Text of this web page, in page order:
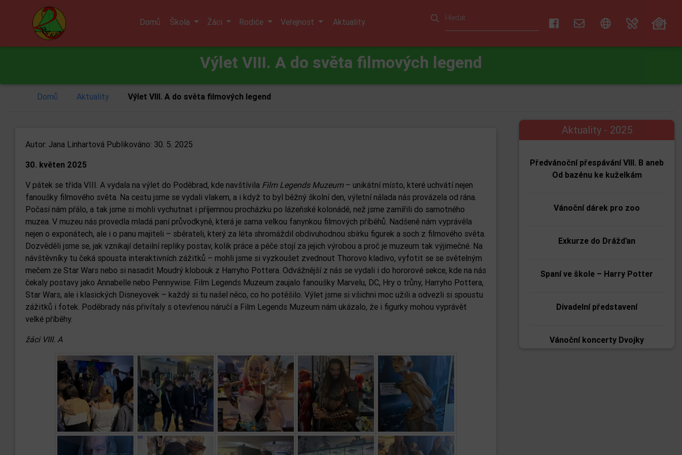
Domů Škola Žáci Rodiče Veřejnost Aktuality
Výlet VIII. A do světa filmových legend
Domů Aktuality Výlet VIII. A do světa filmových legend
Autor: Jana Linhartová Publikováno: 30. 5. 2025
30. květen 2025
V pátek se třída VIII. A vydala na výlet do Poděbrad, kde navštívila Film Legends Muzeum– unikátní místo, které uchvátí nejen
fanoušky filmového světa. Na cestu jsme se vydali vlakem, a i když to byl běžný školní den, výletní nálada nás provázela od rána.
Počasí nám přálo, a tak jsme si mohli vychutnat i příjemnou procházku po lázeňské kolonádě, než jsme zamířili do samotného
muzea. V muzeu nás provedla mladá paní průvodkyně, která je sama velkou fanynkou filmových příběhů. Nadšeně nám vyprávěla
nejen o exponátech, ale i o panu majiteli – sběrateli, který za léta shromáždil obdivuhodnou sbírku figurek a soch z filmového světa.
Dozvěděli jsme se, jak vznikají detailní repliky postav, kolik práce a péče stojí za jejich výrobou a proč je muzeum tak výjimečné. Na
návštěvníky tu čeká spousta interaktivních zážitků – mohli jsme si vyzkoušet zvednout Thorovo kladivo, vyfotit se se světelným
mečem ze Star Wars nebo si nasadit Moudrý klobouk z Harryho Pottera. Odvážnější z nás se vydali i do hororové sekce, kde na nás
čekaly postavy jako Annabelle nebo Pennywise. Film Legends Muzeum zaujalo fanoušky Marvelu, DC, Hry o trůny, Harryho Pottera,
Star Wars, ale i klasických Disneyovek – každý si tu našel něco, co ho potěšilo. Výlet jsme si všichni moc užili a odvezli si spoustu
zážitků i fotek. Poděbrady nás přivítaly s otevřenou náručí a Film Legends Muzeum nám ukázalo, že i figurky mohou vyprávět
velké příběhy.
žáci VIII. A
Aktuality - 2025
Předvánoční přespávání VIII. B aneb
Od bazénu ke kuželkám
Vánoční dárek pro zoo
Exkurze do Drážďan
Spaní ve škole – Harry Potter
Divadelní představení
Vánoční koncerty Dvojky